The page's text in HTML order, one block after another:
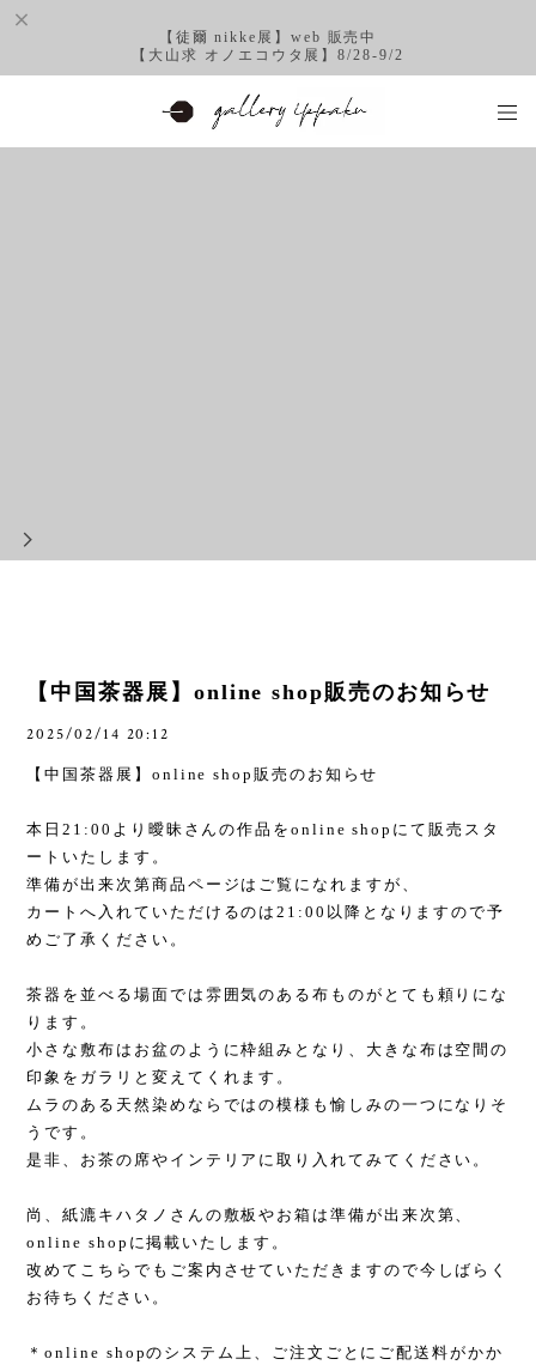
【徒爾 nikke展】web 販売中
【大山求 オノエコウタ展】8/28-9/2
【中国茶器展】online shop販売のお知らせ
2025/02/14 20:12
【中国茶器展】 online shop 販売のお知らせ
本日21:00 より曖昧さんの作品をonline shop にて販売スタ
ートいたします。
準備が出来次第商品ページはご覧になれますが、
カートへ入れていただけるのは21:00 以降となりますので予
めご了承ください。
茶器を並べる場面では雰囲気のある布ものがとても頼りにな
ります。
小さな敷布はお盆のように枠組みとなり、大きな布は空間の
印象をガラリと変えてくれます。
ムラのある天然染めならではの模様も愉しみの一つになりそ
うです。
是非、お茶の席やインテリアに取り入れてみてください。
尚、紙漉キハタノさんの敷板やお箱は準備が出来次第、
online shop に掲載いたします。
改めてこちらでもご案内させていただきますので今しばらく
お待ちください。
＊online shopのシステム上、ご注文ごとにご配送料がかか